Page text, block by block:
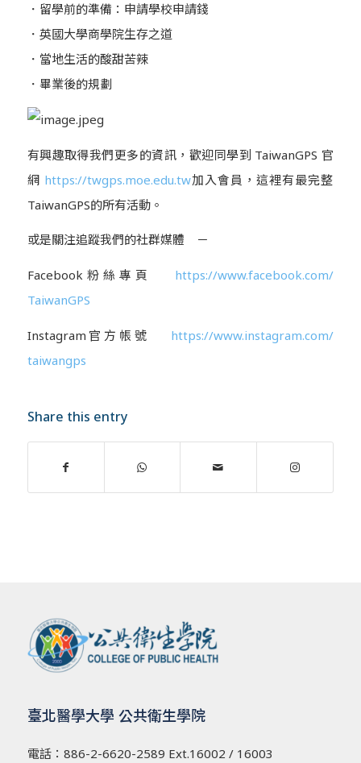
．留學前的準備：申請學校申請錢
．英國大學商學院生存之道
．當地生活的酸甜苦辣
．畢業後的規劃
有興趣取得我們更多的資訊，歡迎同學到 TaiwanGPS 官
網 https://twgps.moe.edu.tw加入會員 ，這裡有最完整
TaiwanGPS的所有活動。
或是關注追蹤我們的社群媒體 －
Facebook粉絲專頁 https://www.facebook.com/
TaiwanGPS
Instagram 官方帳號 https://www.instagram.com/
taiwangps
Share this entry
臺北醫學大學 公共衛生學院
電話： 886-2-6620-2589 Ext.16002 / 16003